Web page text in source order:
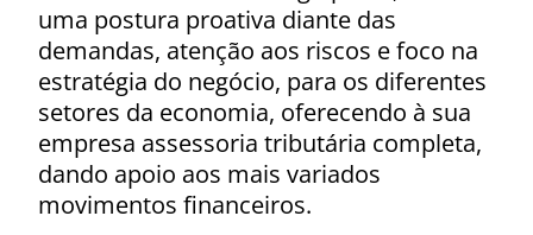
uma postura proativa diante das
demandas, atenção aos riscos e foco na
estratégia do negócio, para os diferentes
setores da economia, oferecendo à sua
empresa assessoria tributária completa,
dando apoio aos mais variados
movimentos financeiros.